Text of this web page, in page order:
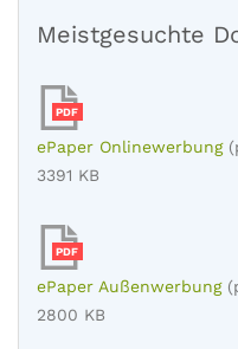
Meistgesuchte
PDF
ePaper Onlinewerbung
3391 KB
PDF
ePaper Außenwerbung
2800 KB